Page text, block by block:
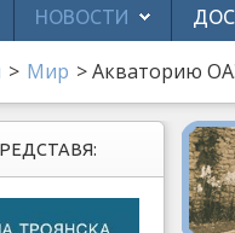
НОВОСТИ
> Мир >Акваторию